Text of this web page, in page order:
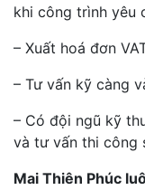
khi công trình yêu
– Xuất hoá đơn
– Tư vấn kỹ càng
– Có đội ngũ kỹ
và tư vấn thi công
Mai Thiên Phúc